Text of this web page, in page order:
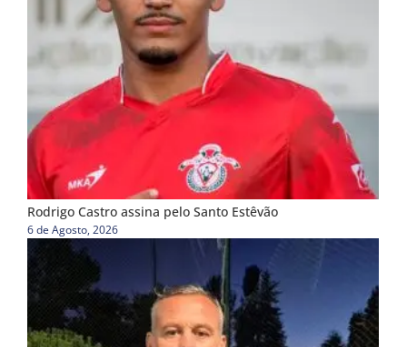
Rodrigo Castro assina pelo Santo Estêvão
6 de Agosto, 2026